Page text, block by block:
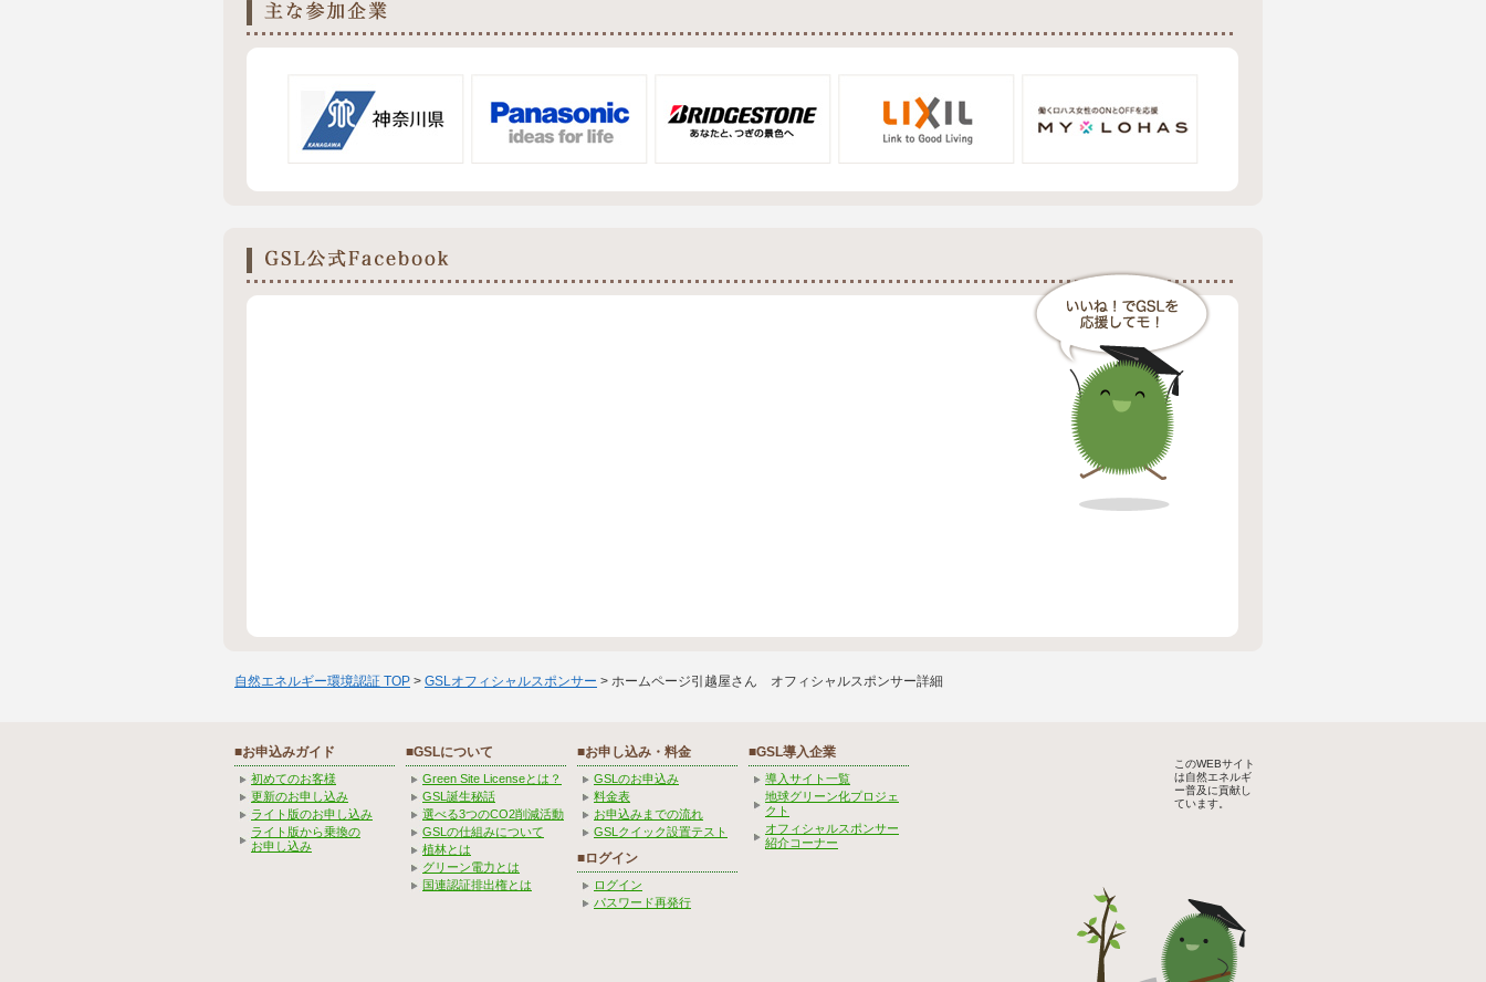
自然エネルギー環境認証 TOP > GSLオフィシャルスポンサー > ホームページ引越屋さん オフィシャルスポンサー詳細
■お申込みガイド
初めてのお客様
更新のお申し込み
ライト版のお申し込み
ライト版から乗換の
お申し込み
■GSLについて
Green Site Licenseとは？
GSL誕生秘話
選べる3つのCO2削減活動
GSLの仕組みについて
植林とは
グリーン電力とは
国連認証排出権とは
■お申し込み・料金
GSLのお申込み
料金表
お申込みまでの流れ
GSLクイック設置テスト
■ログイン
ログイン
パスワード再発行
■GSL導入企業
導入サイト一覧
地球グリーン化プロジェ
クト
オフィシャルスポンサー
紹介コーナー
このWEBサイト
は自然エネルギ
ー普及に貢献し
ています。